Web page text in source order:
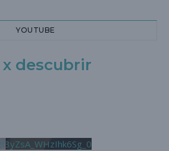
YOUTUBE
descubrir